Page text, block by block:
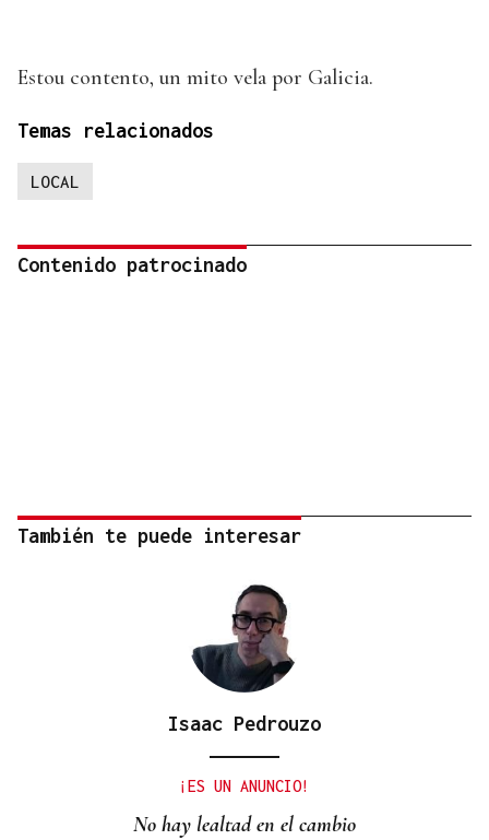
Estou contento, un mito vela por Galicia.
Temas relacionados
LOCAL
Contenido patrocinado
También te puede interesar
Isaac Pedrouzo
¡ES UN ANUNCIO!
No hay lealtad en el cambio